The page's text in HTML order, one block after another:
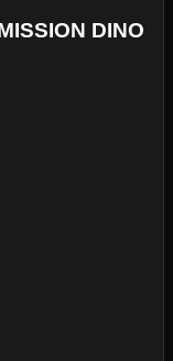
DINO